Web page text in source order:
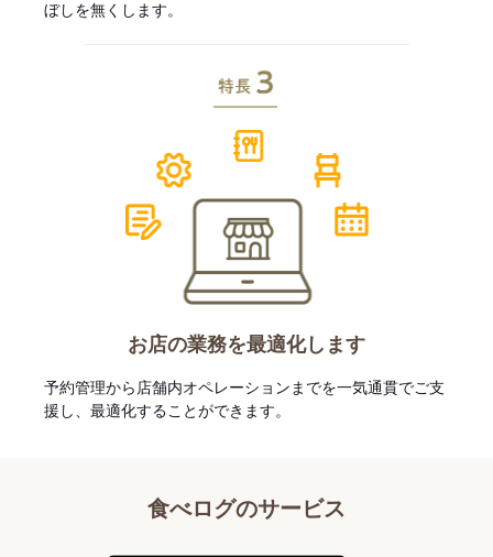
ぼしを無くします。
お店の業務を最適化します
予約管理から店舗内オペレーションまでを一気通貫でご支
援し、最適化することができます。
食べログのサービス